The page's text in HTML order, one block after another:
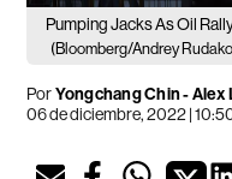
Pumping Jacks As Oil
(Bloomberg/Andrey
PorYongchang Chin - Alex
06 de diciembre, 2022 |